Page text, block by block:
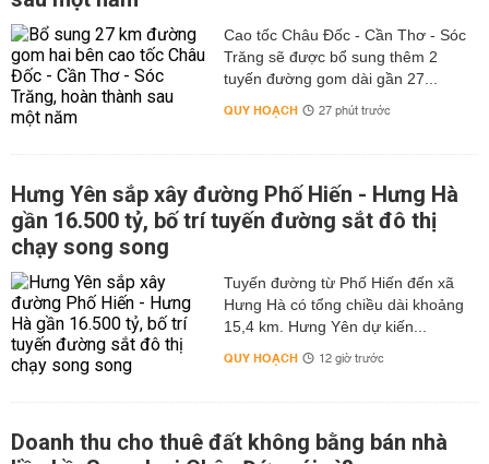
Cao tốc Châu Đốc - Cần Thơ - Sóc
Trăng sẽ được bổ sung thêm 2
tuyến đường gom dài gần 27...
QUY HOẠCH 27 phút trước
Hưng Yên sắp xây đường Phố Hiến - Hưng Hà
gần 16.500 tỷ, bố trí tuyến đường sắt đô thị
chạy song song
Tuyến đường từ Phố Hiến đến xã
Hưng Hà có tổng chiều dài khoảng
15,4 km. Hưng Yên dự kiến...
QUY HOẠCH 12 giờ trước
Doanh thu cho thuê đất không bằng bán nhà